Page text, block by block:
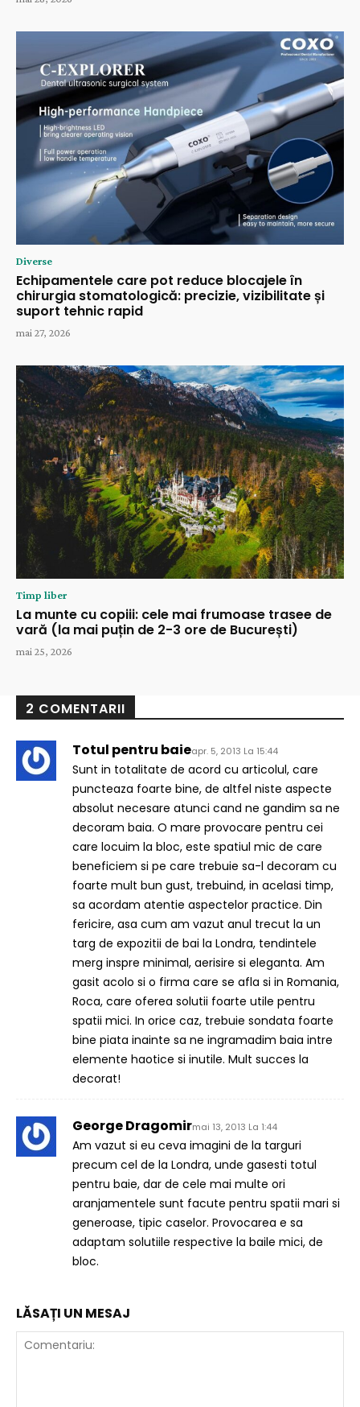
Diverse
Echipamentele care pot reduce blocajele în
chirurgia stomatologică: precizie, vizibilitate și
suport tehnic rapid
mai 27, 2026
Timp liber
La munte cu copiii: cele mai frumoase trasee de
vară (la mai puțin de 2-3 ore de București)
mai 25, 2026
2 COMENTARII
Totul pentru baieapr. 5, 2013 La 15:44
Sunt in totalitate de acord cu articolul, care
puncteaza foarte bine, de altfel niste aspecte
absolut necesare atunci cand ne gandim sa ne
decoram baia. O mare provocare pentru cei
care locuim la bloc, este spatiul mic de care
beneficiem si pe care trebuie sa-l decoram cu
foarte mult bun gust, trebuind, in acelasi timp,
sa acordam atentie aspectelor practice. Din
fericire, asa cum am vazut anul trecut la un
targ de expozitii de bai la Londra, tendintele
merg inspre minimal, aerisire si eleganta. Am
gasit acolo si o firma care se afla si in Romania,
Roca, care oferea solutii foarte utile pentru
spatii mici. In orice caz, trebuie sondata foarte
bine piata inainte sa ne ingramadim baia intre
elemente haotice si inutile. Mult succes la
decorat!
George Dragomirmai 13, 2013 La 1:44
Am vazut si eu ceva imagini de la targuri
precum cel de la Londra, unde gasesti totul
pentru baie, dar de cele mai multe ori
aranjamentele sunt facute pentru spatii mari si
generoase, tipic caselor. Provocarea e sa
adaptam solutiile respective la baile mici, de
bloc.
LĂSAȚI UN MESAJ